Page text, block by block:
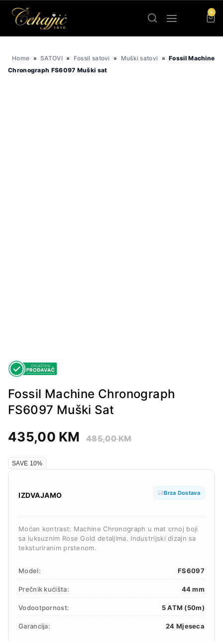
0
Home » SATOVI » Fossil satovi » Muški satovi » Fossil Machine
Chronograph FS6097 Muški sat
Fossil Machine Chronograph
FS6097 Muški Sat
435,00 KM 485,00KM
SAVE 10%
IZDVAJAMO Brza Dostava
Moćan kontrast: Machine Chronograph u mat crnoj boji
sa luksuznim Rose Gold detaljima. Industrijski dizajn sa
teksturiranim prstenom.
Model: FS6097
Prečnik kućišta: 44 mm
Vodootpornost: 5 ATM (50m)
Garancija: 24 Mjeseca